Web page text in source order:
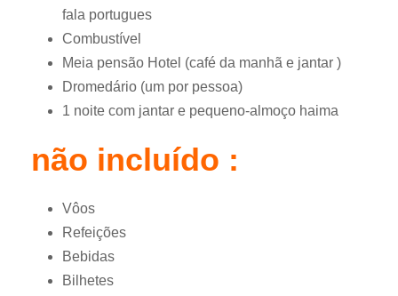
fala portugues
Combustível
Meia pensão Hotel (café da manhã e jantar )
Dromedário (um por pessoa)
1 noite com jantar e pequeno-almoço haima
não incluído :
Vôos
Refeições
Bebidas
Bilhetes